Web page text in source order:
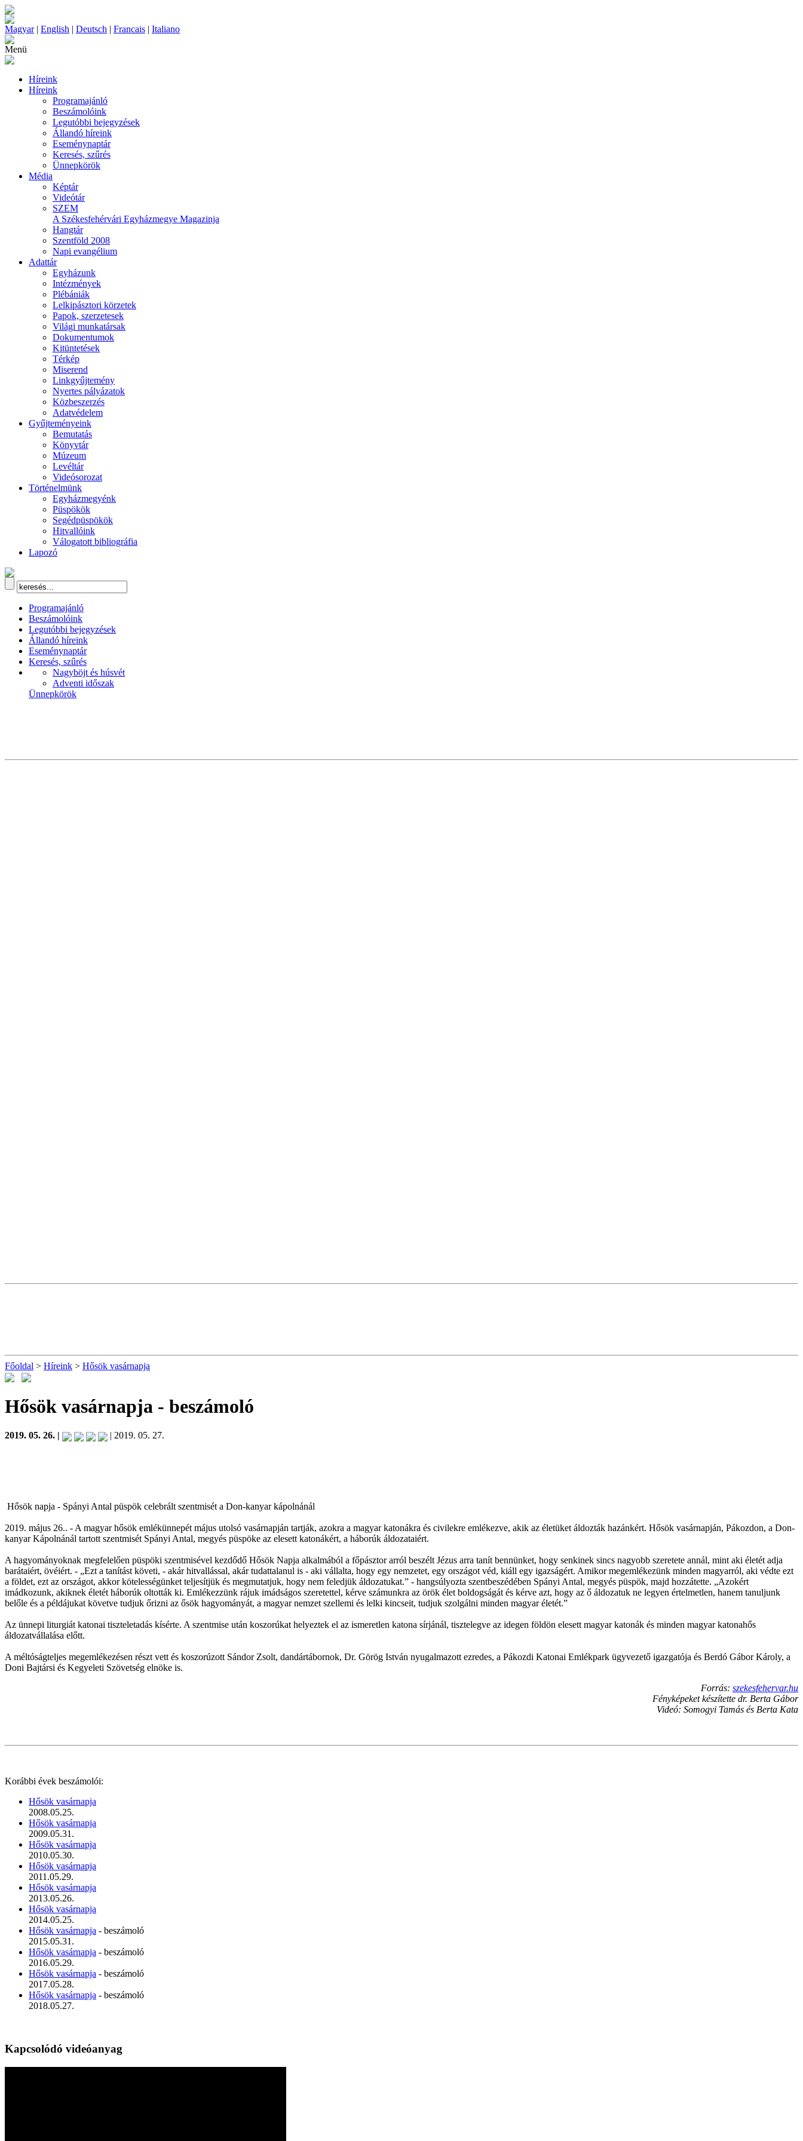
Magyar| English | Deutsch | Francais | Italiano
Menü
Híreink
Híreink
Programajánló
Beszámolóink
Legutóbbi bejegyzések
Állandó híreink
Eseménynaptár
Keresés, szűrés
Ünnepkörök
Média
Képtár
Videótár
SZEM
A Székesfehérvári Egyházmegye Magazinja
Hangtár
Szentföld 2008
Napi evangélium
Adattár
Egyházunk
Intézmények
Plébániák
Lelkipásztori körzetek
Papok, szerzetesek
Világi munkatársak
Dokumentumok
Kitüntetések
Térkép
Miserend
Linkgyűjtemény
Nyertes pályázatok
Közbeszerzés
Adatvédelem
Gyűjteményeink
Bemutatás
Könyvtár
Múzeum
Levéltár
Videósorozat
Történelmünk
Egyházmegyénk
Püspökök
Segédpüspökök
Hitvallóink
Válogatott bibliográfia
Lapozó
Programajánló
Beszámolóink
Legutóbbi bejegyzések
Állandó híreink
Eseménynaptár
Keresés, szűrés
Nagyböjt és húsvét
Adventi időszak
Ünnepkörök
Főoldal > Híreink > Hősök vasárnapja
Hősök vasárnapja - beszámoló
2019. 05. 26. | | 2019. 05. 27.
Hősök napja - Spányi Antal püspök celebrált szentmisét a Don-kanyar kápolnánál
2019. május 26.. - A magyar hősök emlékünnepét május utolsó vasárnapján tartják, azokra a magyar katonákra és civilekre emlékezve, akik az életüket áldozták hazánkért. Hősök vasárnapján, Pákozdon, a Don-
kanyar Kápolnánál tartott szentmisét Spányi Antal, megyés püspöke az elesett katonákért, a háborúk áldozataiért.
A hagyományoknak megfelelően püspöki szentmisével kezdődő Hősök Napja alkalmából a főpásztor arról beszélt Jézus arra tanít bennünket, hogy senkinek sincs nagyobb szeretete annál, mint aki életét adja
barátaiért, övéiért. - „Ezt a tanítást követi, - akár hitvallással, akár tudattalanul is - aki vállalta, hogy egy nemzetet, egy országot véd, kiáll egy igazságért. Amikor megemlékezünk minden magyarról, aki védte ezt
a földet, ezt az országot, akkor kötelességünket teljesítjük és megmutatjuk, hogy nem feledjük áldozatukat.” - hangsúlyozta szentbeszédében Spányi Antal, megyés püspök, majd hozzátette. „Azokért
imádkozunk, akiknek életét háborúk oltották ki. Emlékezzünk rájuk imádságos szeretettel, kérve számunkra az örök élet boldogságát és kérve azt, hogy az ő áldozatuk ne legyen értelmetlen, hanem tanuljunk
belőle és a példájukat követve tudjuk őrizni az ősök hagyományát, a magyar nemzet szellemi és lelki kincseit, tudjuk szolgálni minden magyar életét.”
Az ünnepi liturgiát katonai tiszteletadás kísérte. A szentmise után koszorúkat helyeztek el az ismeretlen katona sírjánál, tisztelegve az idegen földön elesett magyar katonák és minden magyar katonahős
áldozatvállalása előtt.
A méltóságteljes megemlékezésen részt vett és koszorúzott Sándor Zsolt, dandártábornok, Dr. Görög István nyugalmazott ezredes, a Pákozdi Katonai Emlékpark ügyvezető igazgatója és Berdó Gábor Károly, a
Doni Bajtársi és Kegyeleti Szövetség elnöke is.
Forrás: szekesfehervar.hu
Fényképeket készítette dr. Berta Gábor
Videó: Somogyi Tamás és Berta Kata
Korábbi évek beszámolói:
Hősök vasárnapja
2008.05.25.
Hősök vasárnapja
2009.05.31.
Hősök vasárnapja
2010.05.30.
Hősök vasárnapja
2011.05.29.
Hősök vasárnapja
2013.05.26.
Hősök vasárnapja
2014.05.25.
Hősök vasárnapja - beszámoló
2015.05.31.
Hősök vasárnapja - beszámoló
2016.05.29.
Hősök vasárnapja - beszámoló
2017.05.28.
Hősök vasárnapja - beszámoló
2018.05.27.
Kapcsolódó videóanyag